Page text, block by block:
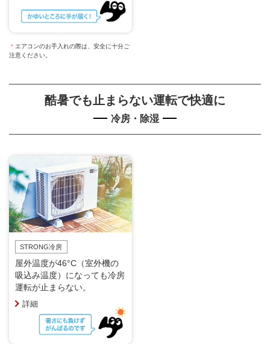
＊ エアコンのお手入れの際は、安全に十分ご
注意ください。
酷暑でも止まらない運転で快適に
冷房・除湿
STRONG冷房
屋外温度が46°C（室外機の
吸込み温度）になっても冷房
運転が止まらない。
詳細